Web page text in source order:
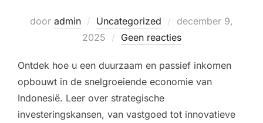
door admin Uncategorized
Geplaatst
op
december 9,
2025
Geen reacties
Ontdek hoe u een duurzaam en passief inkomen
opbouwt in de snelgroeiende economie van
Indonesië. Leer over strategische
investeringskansen, van vastgoed tot innovatieve